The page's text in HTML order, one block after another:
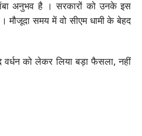
अनुभव है । सरकारों को उनके इस
मौजूदा समय में वो सीएम धामी के बेहद